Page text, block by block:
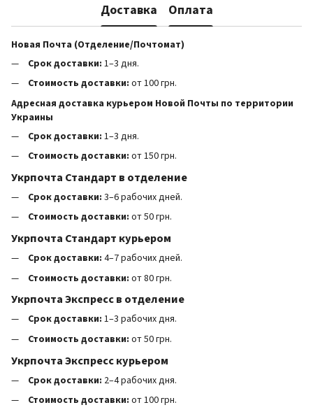
Доставка Оплата
Новая Почта (Отделение/Почтомат)
Срок доставки: 1–3 дня.
Стоимость доставки: от 100 грн.
Адресная доставка курьером Новой Почты по территории
Украины
Срок доставки: 1–3 дня.
Стоимость доставки: от 150 грн.
Укрпочта Стандарт в отделение
Срок доставки: 3–6 рабочих дней.
Стоимость доставки: от 50 грн.
Укрпочта Стандарт курьером
Срок доставки: 4–7 рабочих дней.
Стоимость доставки: от 80 грн.
Укрпочта Экспресс в отделение
Срок доставки: 1–3 рабочих дня.
Стоимость доставки: от 50 грн.
Укрпочта Экспресс курьером
Срок доставки: 2–4 рабочих дня.
Стоимость доставки: от 100 грн.